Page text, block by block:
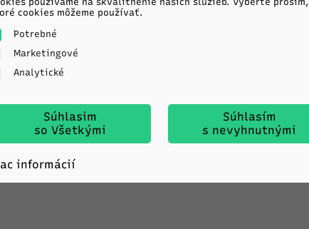
FSR901
92V TL XL M+S 3PMSF
cookies môžeme používať.
Potrebné
Marketingové
Analytické
Súhlasim
so Všetkými
Súhlasím
s nevyhnutnými
informácií